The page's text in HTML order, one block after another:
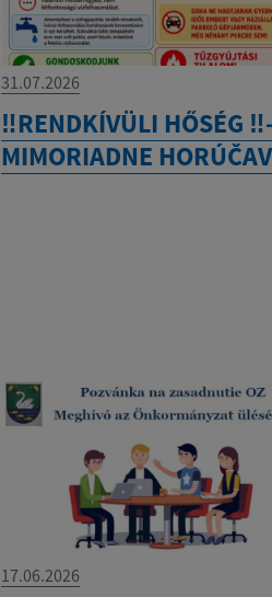
31.07.2026
‼️RENDKÍVÜLI HŐSÉG
MIMORIADNE
17.06.2026